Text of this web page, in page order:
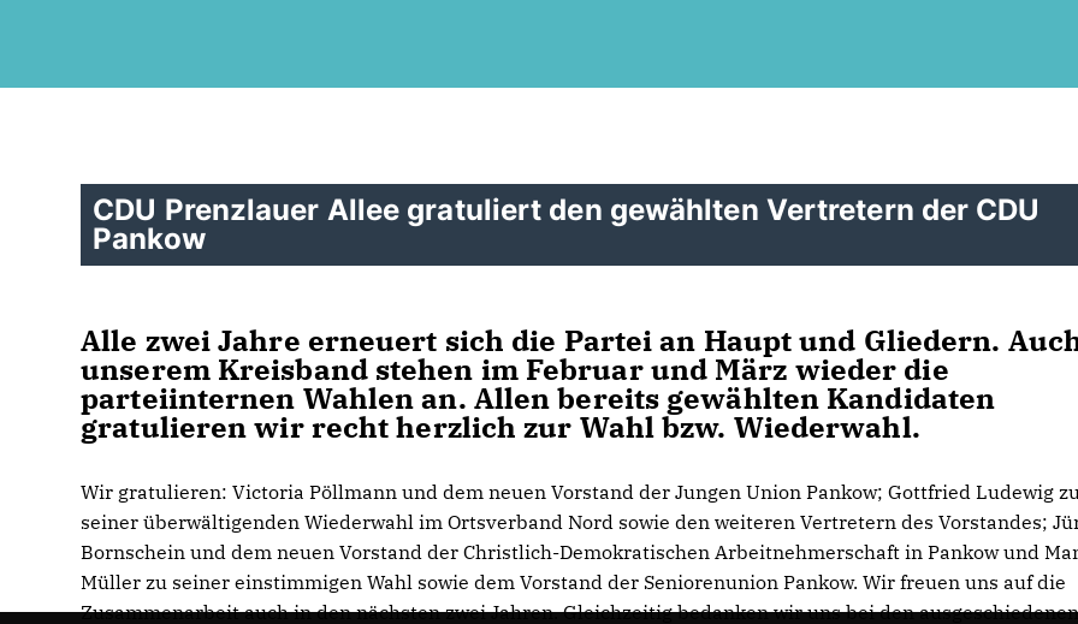
CDU Prenzlauer Allee gratuliert den gewählten Vertretern der CDU
Pankow
Alle zwei Jahre erneuert sich die Partei an Haupt und Gliedern.
unserem Kreisband stehen im Februar und März wieder die
parteiinternen Wahlen an. Allen bereits gewählten Kandidaten
gratulieren wir recht herzlich zur Wahl bzw. Wiederwahl.
Wir gratulieren: Victoria Pöllmann und dem neuen Vorstand der Jungen Union Pankow; Gottfried Ludewig
seiner überwältigenden Wiederwahl im Ortsverband Nord sowie den weiteren Vertretern des Vorstandes;
Bornschein und dem neuen Vorstand der Christlich-Demokratischen Arbeitnehmerschaft in Pankow und
Müller zu seiner einstimmigen Wahl sowie dem Vorstand der Seniorenunion Pankow. Wir freuen uns auf die
Zusammenarbeit auch in den nächsten zwei Jahren. Gleichzeitig bedanken wir uns bei den